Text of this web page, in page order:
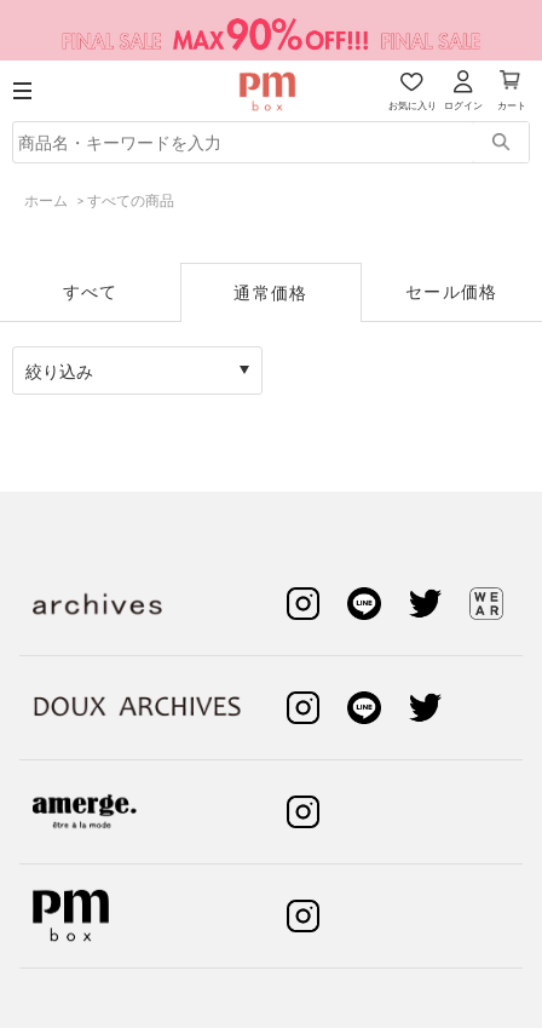
お気に入り ログイン カート
ホーム > すべての商品
すべて 通常価格 セール価格
絞り込み